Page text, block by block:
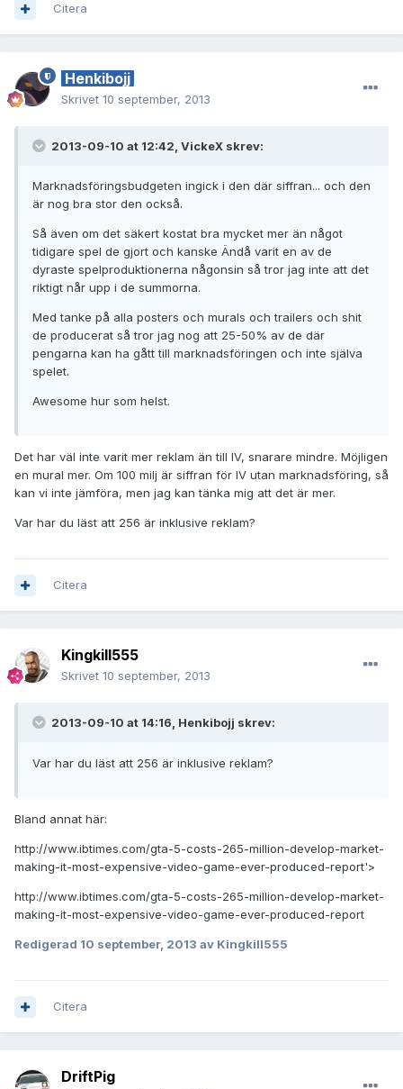
Citera
Henkibojj
Skrivet 10 september, 2013
2013-09-10 at 12:42, VickeX skrev:
Marknadsföringsbudgeten ingick i den där siffran... och den
är nog bra stor den också.
Så även om det säkert kostat bra mycket mer än något
tidigare spel de gjort och kanske Ändå varit en av de
dyraste spelproduktionerna någonsin så tror jag inte att det
riktigt når upp i de summorna.
Med tanke på alla posters och murals och trailers och shit
de producerat så tror jag nog att 25-50% av de där
pengarna kan ha gått till marknadsföringen och inte själva
spelet.
Awesome hur som helst.
Det har väl inte varit mer reklam än till IV, snarare mindre. Möjligen
en mural mer. Om 100 milj är siffran för IV utan marknadsföring, så
kan vi inte jämföra, men jag kan tänka mig att det är mer.
Var har du läst att 256 är inklusive reklam?
Citera
Kingkill555
Skrivet 10 september, 2013
2013-09-10 at 14:16, Henkibojj skrev:
Var har du läst att 256 är inklusive reklam?
Bland annat här:
http://www.ibtimes.com/gta-5-costs-265-million-develop-market-
making-it-most-expensive-video-game-ever-produced-report'>
http://www.ibtimes.com/gta-5-costs-265-million-develop-market-
making-it-most-expensive-video-game-ever-produced-report
Redigerad 10 september, 2013 av Kingkill555
Citera
DriftPig